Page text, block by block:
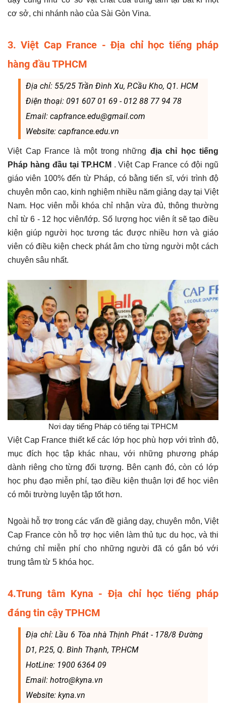
cơ sở, chi nhánh nào của Sài Gòn Vina.
3. Việt Cap France - Địa chỉ học tiếng pháp
hàng đầu TPHCM
Địa chỉ: 55/25 Trần Đình Xu, P.Cầu Kho, Q1. HCM
Điện thoại: 091 607 01 69 - 012 88 77 94 78
Email: capfrance.edu@gmail.com
Website: capfrance.edu.vn
Việt Cap France là một trong những địa chỉ học tiếng
Pháp hàng đầu tại TP.HCM . Việt Cap France có đội ngũ
giáo viên 100% đến từ Pháp, có bằng tiến sĩ, với trình độ
chuyên môn cao, kinh nghiệm nhiều năm giảng dạy tại Việt
Nam. Học viên mỗi khóa chỉ nhận vừa đủ, thông thường
chỉ từ 6 - 12 học viên/lớp. Số lượng học viên ít sẽ tạo điều
kiện giúp người học tương tác được nhiều hơn và giáo
viên có điều kiện check phát âm cho từng người một cách
chuyên sâu nhất.
Nơi dạy tiếng Pháp có tiếng tại TPHCM
Việt Cap France thiết kế các lớp học phù hợp với trình độ,
mục đích học tập khác nhau, với những phương pháp
dành riêng cho từng đối tượng. Bên cạnh đó, còn có lớp
học phụ đạo miễn phí, tạo điều kiện thuận lợi để học viên
có môi trường luyện tập tốt hơn.
Ngoài hỗ trợ trong các vấn đề giảng dạy, chuyên môn, Việt
Cap France còn hỗ trợ học viên làm thủ tục du học, và thi
chứng chỉ miễn phí cho những người đã có gắn bó với
trung tâm từ 5 khóa học.
4.Trung tâm Kyna - Địa chỉ học tiếng pháp
đáng tin cậy TPHCM
Địa chỉ: Lầu 6 Tòa nhà Thịnh Phát - 178/8 Đường
D1, P.25, Q. Bình Thạnh, TP.HCM
HotLine: 1900 6364 09
Email: hotro@kyna.vn
Website: kyna.vn